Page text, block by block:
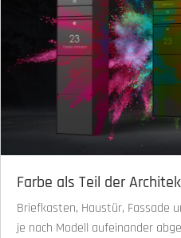
Farbe als Teil der
Briefkasten, Haustür, Fassade
je nach Modell aufeinander